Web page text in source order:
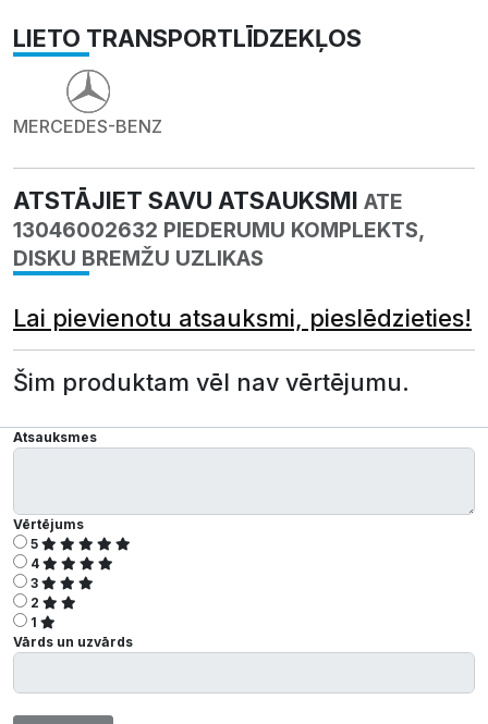
LIETO TRANSPORTLĪDZEKĻOS
MERCEDES-BENZ
ATSTĀJIET SAVU ATSAUKSMI ATE
13046002632 PIEDERUMU KOMPLEKTS,
DISKU BREMŽU UZLIKAS
Lai pievienotu atsauksmi, pieslēdzieties!
Šim produktam vēl nav vērtējumu.
Atsauksmes
Vērtējums
5
4
3
2
1
Vārds un uzvārds